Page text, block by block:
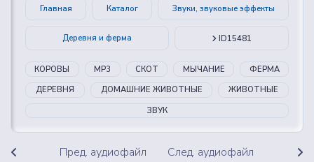
Главная Каталог Звуки, звуковые эффекты
Деревня и ферма ID15481
КОРОВЫ MP3 СКОТ МЫЧАНИЕ
ФЕРМА
ДЕРЕВНЯ
ДОМАШНИЕ ЖИВОТНЫЕ
ЖИВОТНЫЕ
ЗВУК
Пред. аудиофайл След. аудиофайл